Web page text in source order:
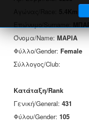
Όνομα/Name:ΜΑΡΙΑ
Φύλλο/Gender: Female
Σύλλογος/Club:
Κατάταξη/Rank
Γενική/General: 431
Φύλου/Gender: 105